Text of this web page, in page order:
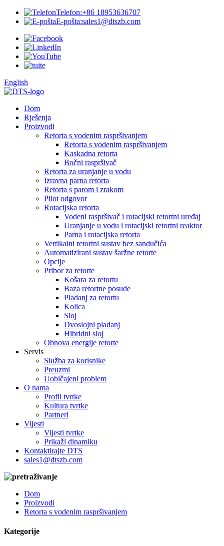
Telefon:+86 18953636707
E-pošta:sales1@dtszb.com
English
Dom
Rješenja
Proizvodi
Retorta s vodenim raspršivanjem
Retorta s vodenim raspršivanjem
Kaskadna retorta
Bočni raspršivač
Retorta za uranjanje u vodu
Izravna parna retorta
Retorta s parom i zrakom
Pilot odgovor
Rotacijska retorta
Vodeni raspršivač i rotacijski retortni uređaj
Uranjanje u vodu i rotacijski retortni reaktor
Parna i rotacijska retorta
Vertikalni retortni sustav bez sandučića
Automatizirani sustav šaržne retorte
Opcije
Pribor za retorte
Košara za retortu
Baza retortne posude
Pladanj za retortu
Kolica
Sloj
Dvoslojni pladanj
Hibridni sloj
Obnova energije retorte
Servis
Služba za korisnike
Preuzmi
Uobičajeni problem
O nama
Profil tvrtke
Kultura tvrtke
Partneri
Vijesti
Vijesti tvrtke
Prikaži dinamiku
Kontaktirajte DTS
sales1@dtszb.com
Dom
Proizvodi
Retorta s vodenim raspršivanjem
Kategorije